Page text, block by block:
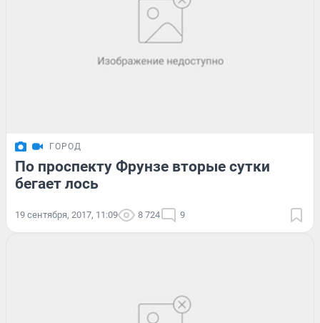
ГОРОД
По проспекту Фрунзе вторые сутки
бегает лось
19 сентября, 2017, 11:09 8 724 9